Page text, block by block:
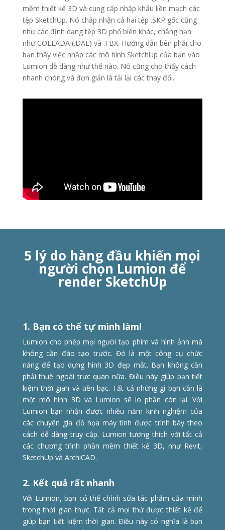
mềm thiết kế 3D và cung cấp nhập khẩu liền mạch các
tệp SketchUp. Nó chấp nhận cả hai tệp .SKP gốc cũng
như các định dạng tệp 3D phổ biến khác, chẳng hạn
như COLLADA (.DAE) và .FBX. Hướng dẫn bên phải cho
bạn thấy việc nhập các mô hình SketchUp của bạn vào
Lumion dễ dàng như thế nào. Nó cũng cho thấy cách
nhanh chóng và đơn giản là tải lại các thay đổi.
5 lý do hàng đầu khiến mọi
người chọn Lumion để
render SketchUp
1. Bạn có thể tự mình làm!
Lumion cho phép mọi người tạo phim và hình ảnh mà
không cần đào tạo trước. Đó là một công cụ chức
năng để tạo dựng hình 3D đẹp mắt. Bạn không cần
phải thuê ngoài trực quan nữa. Điều này giúp bạn tiết
kiệm thời gian và tiền bạc. Tất cả những gì bạn cần là
một mô hình 3D và Lumion sẽ lo phần còn lại. Với
Lumion bạn nhận được nhiều năm kinh nghiệm của
các chuyên gia đồ họa máy tính được trình bày theo
cách dễ dàng truy cập. Lumion tương thích với tất cả
các chương trình phần mềm thiết kế 3D, như Revit,
SketchUp và ArchiCAD.
2. Kết quả rất nhanh
Với Lumion, bạn có thể chỉnh sửa tác phẩm của mình
trong thời gian thực. Tất cả mọi thứ được thiết kế để
giúp bạn tiết kiệm thời gian. Điều này có nghĩa là bạn